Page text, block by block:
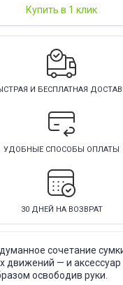
Купить в 1 клик
И БЕСПЛАТНАЯ
УДОБНЫЕ СПОСОБЫ ОПЛАТЫ
30 ДНЕЙ НА ВОЗВРАТ
сочетание
движений — и
освободив руки.